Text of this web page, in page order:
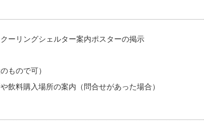
ーリングシェルター案内ポスターの掲示
もので可）
飲料購入場所の案内（問合せがあった場合）